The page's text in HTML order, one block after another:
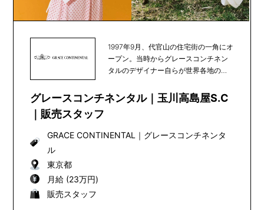
1997年9月、代官山の住宅街の一角にオ
ープン。当時からグレースコンチネン
タルのデザイナー自らが世界各地の素
グレースコンチネンタル｜玉川高島屋S.C
｜販売スタッフ
GRACE CONTINENTAL ｜ グレースコンチネンタ
ル
東京都
月給 (23万円)
販売スタッフ